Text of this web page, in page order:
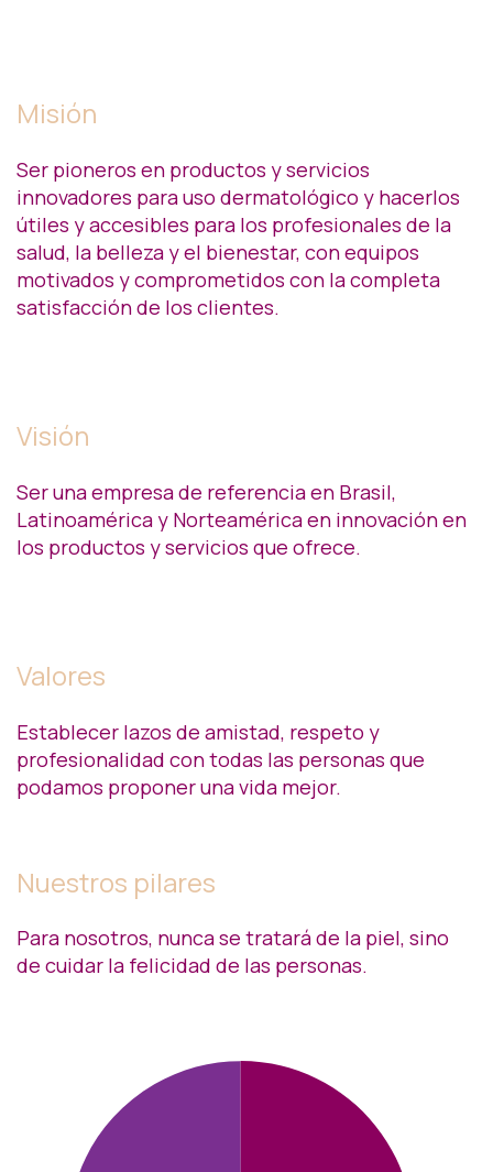
Misión
Ser pioneros en productos y servicios
innovadores para uso dermatológico y hacerlos
útiles y accesibles para los profesionales de la
salud, la belleza y el bienestar, con equipos
motivados y comprometidos con la completa
satisfacción de los clientes.
Visión
Ser una empresa de referencia en Brasil,
Latinoamérica y Norteamérica en innovación en
los productos y servicios que ofrece.
Valores
Establecer lazos de amistad, respeto y
profesionalidad con todas las personas que
podamos proponer una vida mejor.
Nuestros pilares
Para nosotros, nunca se tratará de la piel, sino
de cuidar la felicidad de las personas.